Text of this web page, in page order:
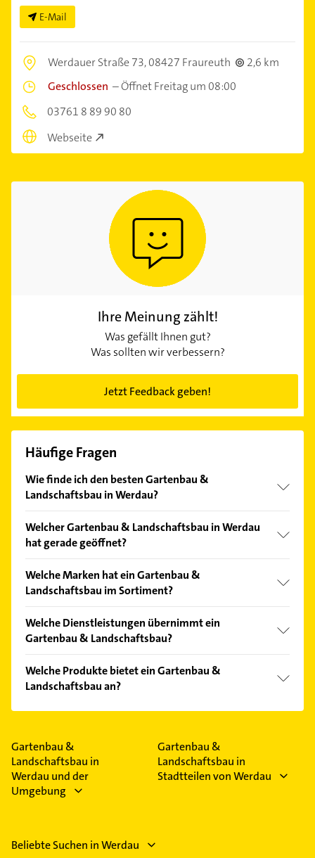
E-Mail
Werdauer Straße 73,08427 Fraureuth
2,6 km
Geschlossen –Öffnet Freitag um 08:00
03761 8 89 90 80
Webseite
Ihre Meinung zählt!
Was gefällt Ihnen gut?
Was sollten wir verbessern?
Jetzt Feedback geben!
Häufige Fragen
Wie finde ich den besten Gartenbau &
Landschaftsbau in Werdau?
Kundenmeinungen und profitieren Sie von den
Empfehlungen. Die Suchergebnisse können Sie sich
Welcher Gartenbau & Landschaftsbau in Werdau
hat gerade geöffnet?
Bitte beachten Sie, dass diese an Sonn- und
Feiertagen abweichen können.
Welche Marken hat ein Gartenbau &
Landschaftsbau im Sortiment?
wie DSW Deutscher Schutz und Wachdienst,
Piepenbrock Facility Management, Piepenbrock
Piepenbrock Sicherheit.
Welche Dienstleistungen übernimmt ein
Gartenbau & Landschaftsbau?
Alarmaufschaltung, Baureinigung, Büroreinigung,
DGUV Prüfungen und Empfangsdienst.
Welche Produkte bietet ein Gartenbau &
Landschaftsbau an?
Das Angebot umfasst unter anderem
Gebäudereinigung, Grünanlagenpflege und
Instandhaltung.
Gartenbau &
Landschaftsbau in
Werdau und der
Umgebung
Gartenbau &
Landschaftsbau in
Stadtteilen von Werdau
Beliebte Suchen in Werdau